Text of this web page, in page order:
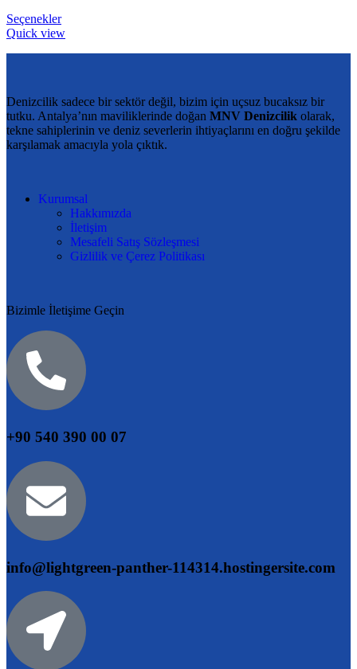
Seçenekler
Quick view
Denizcilik sadece bir sektör değil, bizim için uçsuz bucaksız bir
tutku. Antalya’nın maviliklerinde doğan MNV Denizcilik olarak,
tekne sahiplerinin ve deniz severlerin ihtiyaçlarını en doğru şekilde
karşılamak amacıyla yola çıktık.
Kurumsal
Hakkımızda
İletişim
Mesafeli Satış Sözleşmesi
Gizlilik ve Çerez Politikası
Bizimle İletişime Geçin
+90 540 390 00 07
info@lightgreen-panther-114314.hostingersite.com